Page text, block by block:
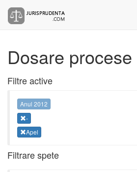
Dosare
Filtre active
Anul 2012
-
Apel
Filtrare spete